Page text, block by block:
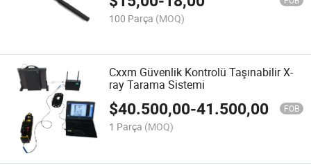
100 Parça (MOQ)
Cxxm Güvenlik Kontrolü Taşınabilir X-
ray Tarama Sistemi
$40.500,00-41.500,00 FOB
1 Parça (MOQ)